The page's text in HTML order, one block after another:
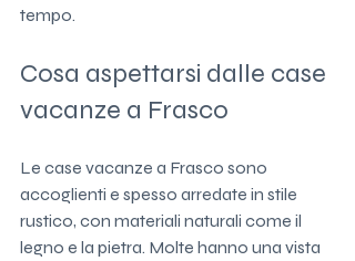
tempo.
Cosa aspettarsi dalle case
vacanze a Frasco
Le case vacanze a Frasco sono
accoglienti e spesso arredate in stile
rustico, con materiali naturali come il
legno e la pietra. Molte hanno una vista